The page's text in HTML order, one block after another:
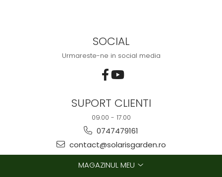
SOCIAL
Urmareste-ne in social media
SUPORT CLIENTI
09.00 - 17.00
0747479161
contact@solarisgarden.ro
MAGAZINUL MEU